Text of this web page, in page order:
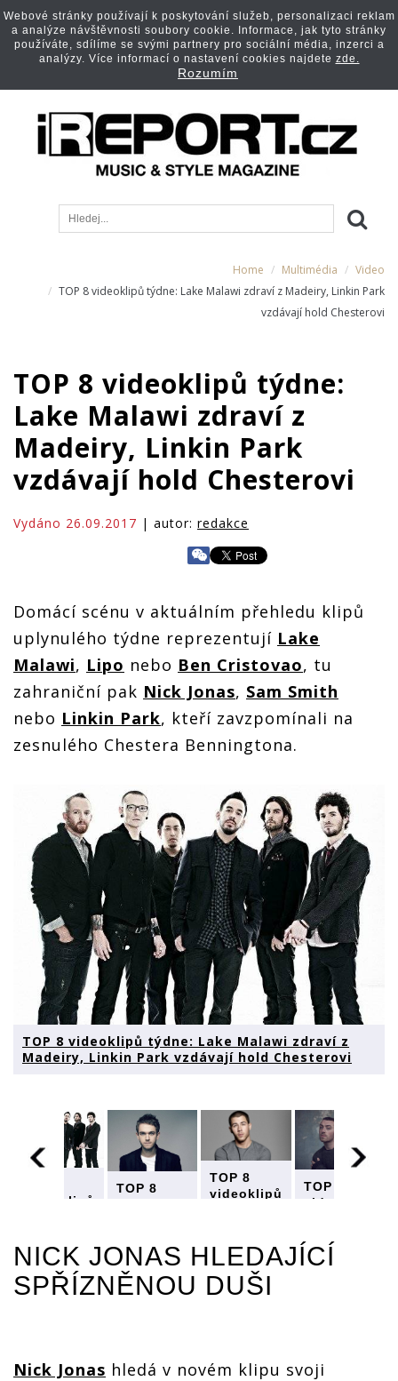
Home Multimédia
Video
TOP 8 videoklipů týdne: Lake Malawi zdraví z Madeiry, Linkin Park
vzdávají hold Chesterovi
TOP 8 videoklipů týdne:
Lake Malawi zdraví z
Madeiry, Linkin Park
vzdávají hold Chesterovi
Vydáno 26.09.2017 | autor: redakce
Domácí scénu v aktuálním přehledu klipů
uplynulého týdne reprezentují Lake
Malawi, Lipo nebo Ben Cristovao, tu
zahraniční pak Nick Jonas, Sam Smith
nebo Linkin Park, kteří zavzpomínali na
zesnulého Chestera Benningtona.
TOP 8 videoklipů týdne: Lake Malawi zdraví z
Madeiry, Linkin Park vzdávají hold Chesterovi
videoklipů
Malawi
zdraví z
Madeiry,
Linkin
Chesterovi
TOP 8
Malawi
zdraví z
Madeiry,
Chesterovi
TOP 8
videoklipů
zdraví z
Madeiry,
Linkin
TOP 8
videoklipů
Malawi
zdraví z
Chesterovi
NICK JONAS HLEDAJÍCÍ
SPŘÍZNĚNOU DUŠI
Nick Jonas hledá v novém klipu svoji
Webové stránky používají k poskytování služeb, personalizaci reklam
a analýze návštěvnosti soubory cookie. Informace, jak tyto stránky
používáte, sdílíme se svými partnery pro sociální média, inzerci a
analýzy. Více informací o nastavení cookies najdete zde.
Rozumím